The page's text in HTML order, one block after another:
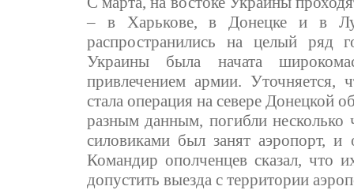
– в Харькове, в Донецке и в
распространились на целый ряд
Украины была начата
привлечением армии. Уточняется,
стала операция на севере Донецкой
разным данным, погибли несколько
силовиками был занят аэропорт,
Командир ополченцев сказал, что
допустить выезда с территории